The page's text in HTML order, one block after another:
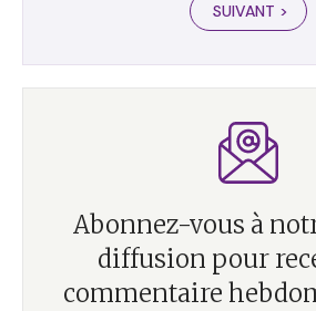
SUIVANT >
Abonnez-vous à
diffusion pour
commentaire